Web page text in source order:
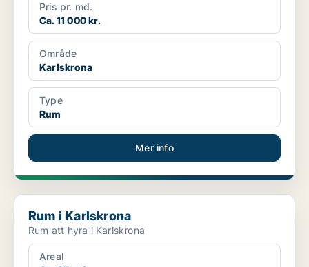
Pris pr. md.
Ca. 11 000 kr.
Område
Karlskrona
Type
Rum
Mer info
Rum i Karlskrona
Rum i Karlskrona
Rum att hyra i Karlskrona
Areal